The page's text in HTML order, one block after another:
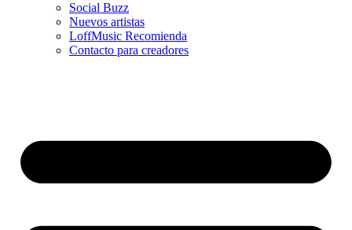
Social Buzz
Nuevos artistas
LoffMusic Recomienda
Contacto para creadores